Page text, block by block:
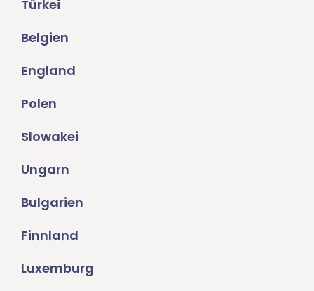
Türkei
Belgien
England
Polen
Slowakei
Ungarn
Bulgarien
Finnland
Luxemburg